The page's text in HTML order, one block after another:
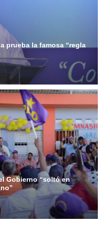
prueba la famosa “regla
Gobierno “soltó en